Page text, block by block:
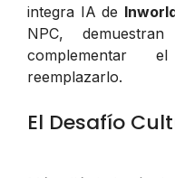
integra IA de
NPC,
complementar
reemplazarlo.
El Desafío